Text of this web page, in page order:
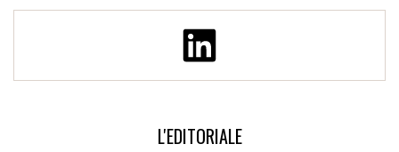
L'EDITORIALE